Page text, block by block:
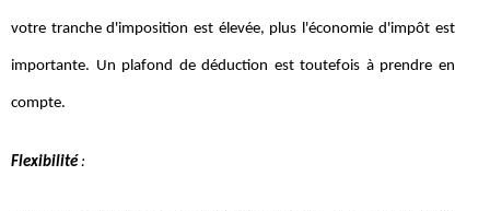
votre tranche d'imposition est élevée, plus l'économie d'impôt est
importante. Un plafond de déduction est toutefois à prendre en
compte.
Flexibilité :